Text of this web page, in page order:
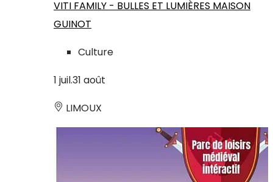
VITI FAMILY - BULLES ET LUMIÈRES MAISON
GUINOT
Culture
1 juil.31 août
LIMOUX